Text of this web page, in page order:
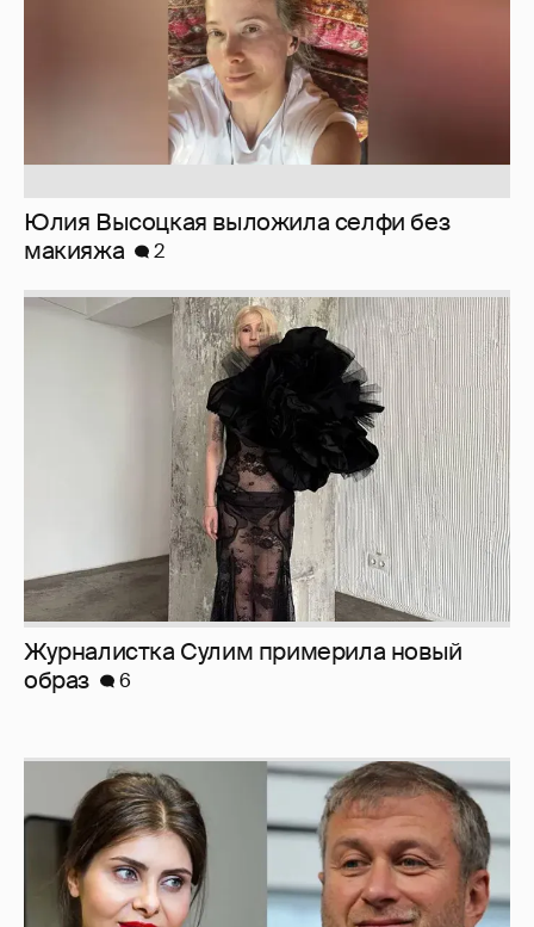
Юлия Высоцкая выложила селфи без
макияжа
2
Журналистка Сулим примерила новый
образ
6